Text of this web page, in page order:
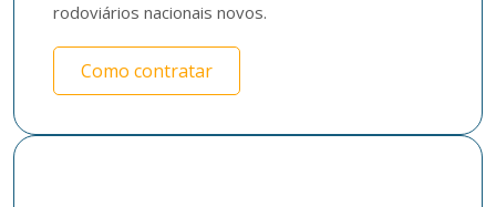
rodoviários nacionais novos.
Como contratar